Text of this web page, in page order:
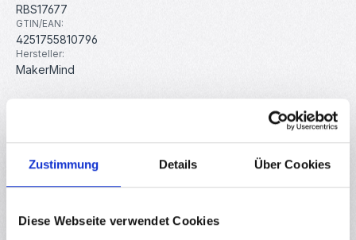
Zustimmung Details Über Cookies
Diese Webseite verwendet Cookies
RBS17677
GTIN/EAN:
4251755810796
Hersteller:
MakerMind
als Verrieglung bei Zutrittsystemen mit Codeschlössern,
RFID-Trans…Mehr